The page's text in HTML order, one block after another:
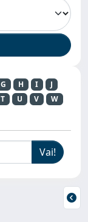
G H I
J
T U V
W